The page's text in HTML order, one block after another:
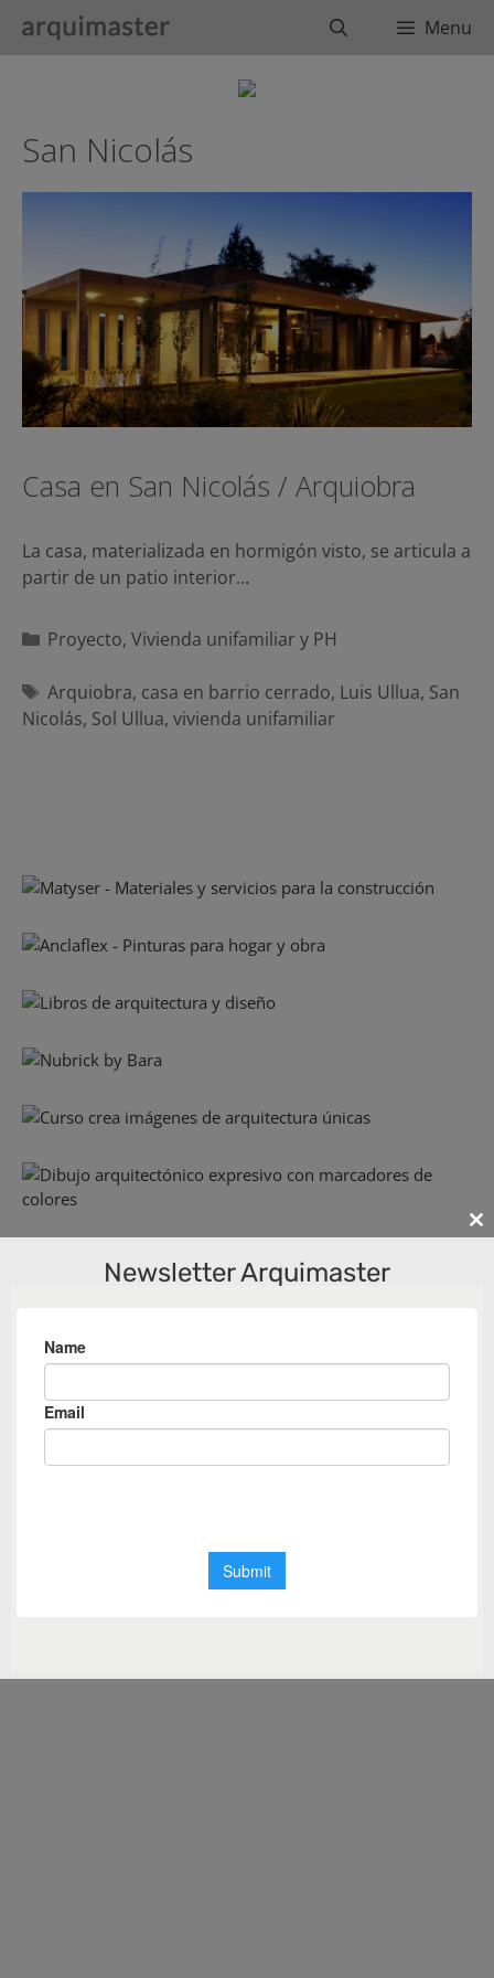
BuscarMenu
San Nicolás
Casa en San Nicolás / Arquiobra
La casa, materializada en hormigón visto, se articula a
partir de un patio interior…
Categorías
Proyecto, Vivienda unifamiliar y PH
Etiquetas
Arquiobra, casa en barrio cerrado, Luis Ullua, San
Nicolás, Sol Ullua, vivienda unifamiliar
Newsletter Arquimaster